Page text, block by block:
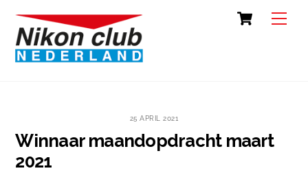
content
Cart
25 APRIL 2021
Winnaar maandopdracht maart
2021